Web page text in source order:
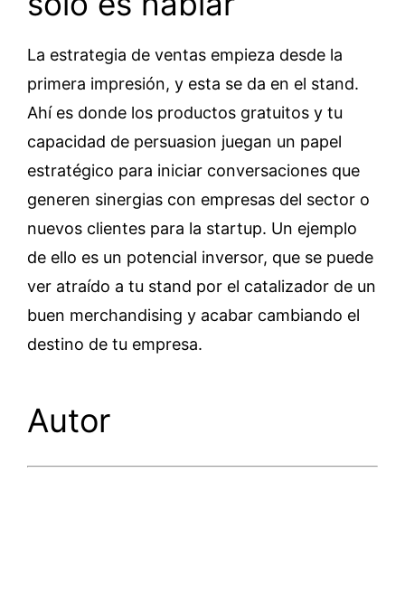
La estrategia de ventas empieza desde la
primera impresión, y esta se da en el stand.
Ahí es donde los productos gratuitos y tu
capacidad de persuasion juegan un papel
estratégico para iniciar conversaciones que
generen sinergias con empresas del sector o
nuevos clientes para la startup. Un ejemplo
de ello es un potencial inversor, que se puede
ver atraído a tu stand por el catalizador de un
buen merchandising y acabar cambiando el
destino de tu empresa.
Autor